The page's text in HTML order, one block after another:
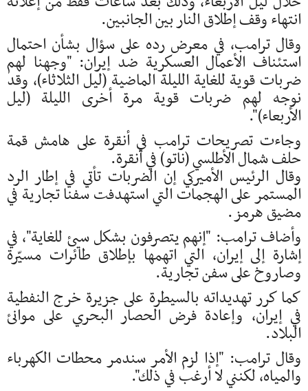
انتهاء وقف إطلاق النار بين الجانبين.
وقال ترامب، في معرض رده على سؤال بشأن احتمال
استئناف الأعمال العسكرية ضد إيران: "وجهنا لهم
ضربات قوية للغاية الليلة الماضية (ليل الثلاثاء)، وقد
نوجه لهم ضربات قوية مرة أخرى الليلة (ليل
الأربعاء)".
وجاءت تصريحات ترامب في أنقرة على هامش قمة
حلف شمال الأطلسي (ناتو) في أنقرة.
وقال الرئيس الأميركي إن الضربات تأتي في إطار الرد
المستمر على الهجمات التي استهدفت سفنا تجارية في
مضيق هرمز.
وأضاف ترامب: "إنهم يتصرفون بشكل سيئ للغاية"، في
إشارة إلى إيران، التي اتهمها بإطلاق طائرات مسيّرة
وصاروخ على سفن تجارية.
كما كرر تهديداته بالسيطرة على جزيرة خرج النفطية
في إيران، وإعادة فرض الحصار البحري على موانئ
البلاد.
وقال ترامب: "إذا لزم الأمر سندمر محطات الكهرباء
والمياه، لكنني لا أرغب في ذلك".